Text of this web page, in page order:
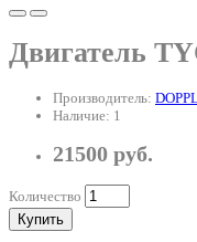
Двигатель
Производитель:
Наличие: 1
21500 руб.
Количество
Купить